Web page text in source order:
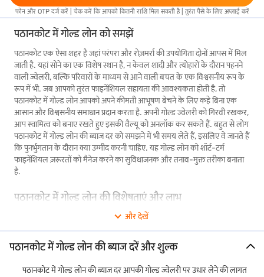
फोन और OTP दर्ज करें | चेक करें कि आपको कितनी राशि मिल सकती है | तुरंत पैसे के लिए अप्लाई करें
पठानकोट में गोल्ड लोन को समझें
पठानकोट एक ऐसा शहर है जहां परंपरा और रोज़मर्रा की उपयोगिता दोनों आपस में मिल
जाती है. यहां सोने का एक विशेष स्थान है, न केवल शादी और त्योहारों के दौरान पहनने
वाली ज्वेलरी, बल्कि परिवारों के माध्यम से आने वाली बचत के एक विश्वसनीय रूप के
रूप में भी. जब आपको तुरंत फाइनेंशियल सहायता की आवश्यकता होती है, तो
पठानकोट में गोल्ड लोन आपको अपने कीमती आभूषण बेचने के लिए कहे बिना एक
आसान और विश्वसनीय समाधान प्रदान करता है. अपनी गोल्ड ज्वेलरी को गिरवी रखकर,
आप स्वामित्व को बनाए रखते हुए इसकी वैल्यू को अनलॉक कर सकते हैं. बहुत से लोग
पठानकोट में गोल्ड लोन की ब्याज दर को समझने में भी समय लेते हैं, इसलिए वे जानते हैं
कि पुनर्भुगतान के दौरान क्या उम्मीद करनी चाहिए. यह गोल्ड लोन को शॉर्ट-टर्म
फाइनेंशियल ज़रूरतों को मैनेज करने का सुविधाजनक और तनाव-मुक्त तरीका बनाता
है.
पठानकोट में गोल्ड लोन की विशेषताएं और लाभ
पठानकोट में गोल्ड लोन विभिन्न फाइनेंशियल ज़रूरतों को पूरा करने के लिए तैयार की
गई विभिन्न लाभदायक विशेषताएं प्रदान करते हैं.गोल्ड लोन की विशेषताएंऔर लाभ
उन्हें पठानकोट के निवासियों के लिए एक आकर्षक फाइनेंशियल प्रोडक्ट बनाते हैं. हमारे
गोल्ड लोन की प्रमुख विशेषताओं पर एक नज़र डालें:
और देखें
पठानकोट में गोल्ड लोन की ब्याज दरें और शुल्क
पठानकोट में गोल्ड लोन की ब्याज दर आपकी गोल्ड ज्वेलरी पर उधार लेने की लागत